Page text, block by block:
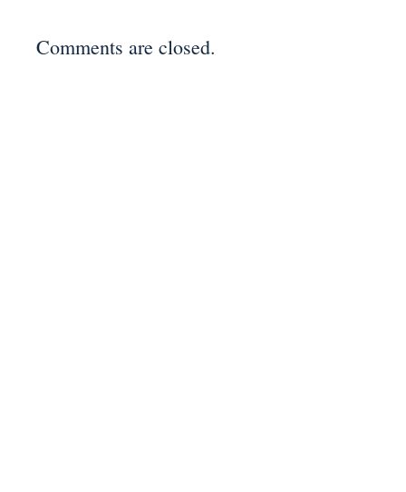
Comments are closed.